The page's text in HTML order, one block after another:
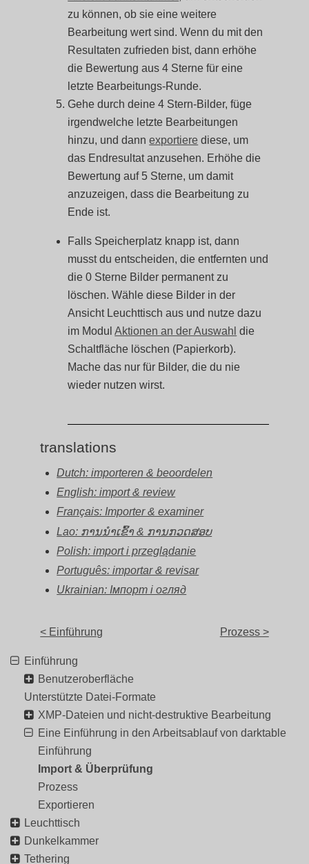
zu können, ob sie eine weitere
Bearbeitung wert sind. Wenn du mit den
Resultaten zufrieden bist, dann erhöhe
die Bewertung aus 4 Sterne für eine
letzte Bearbeitungs-Runde.
Gehe durch deine 4 Stern-Bilder, füge
irgendwelche letzte Bearbeitungen
hinzu, und dannexportiere diese, um
das Endresultat anzusehen. Erhöhe die
Bewertung auf 5 Sterne, um damit
anzuzeigen, dass die Bearbeitung zu
Ende ist.
Falls Speicherplatz knapp ist, dann
musst du entscheiden, die entfernten und
die 0 Sterne Bilder permanent zu
löschen. Wähle diese Bilder in der
Ansicht Leuchttisch aus und nutze dazu
im ModulAktionen an der Auswahl die
Schaltfläche löschen (Papierkorb).
Mache das nur für Bilder, die du nie
wieder nutzen wirst.
translations
Dutch: importeren & beoordelen
English: import & review
Français: Importer & examiner
Lao: ການນຳເຂົ້າ & ການກວດສອບ
Polish: import i przeglądanie
Português: importar & revisar
Ukrainian: Імпорт і огляд
< Einführung Prozess >
Einführung
Benutzeroberfläche
Unterstützte Datei-Formate
XMP-Dateien und nicht-destruktive Bearbeitung
Eine Einführung in den Arbeitsablauf von darktable
Einführung
Import & Überprüfung
Prozess
Exportieren
Leuchttisch
Dunkelkammer
Tethering